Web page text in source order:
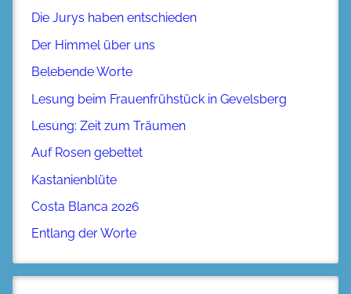
Die Jurys haben entschieden
Der Himmel über uns
Belebende Worte
Lesung beim Frauenfrühstück in Gevelsberg
Lesung: Zeit zum Träumen
Auf Rosen gebettet
Kastanienblüte
Costa Blanca 2026
Entlang der Worte